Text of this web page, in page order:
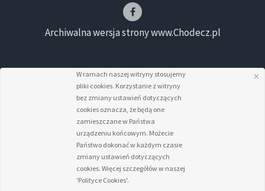
Archiwalna wersja strony www.Chodecz.pl
W ramach naszej witryny stosujemy
pliki cookies. Korzystanie z witryny
bez zmiany ustawień dotyczących
cookies oznacza, że będą one
zamieszczane w Państwa
urządzeniu końcowym. Możecie
Państwo dokonać w każdym czasie
zmiany ustawień dotyczących
cookies. Więcej szczegółów w naszej
'Polityce Cookies'.